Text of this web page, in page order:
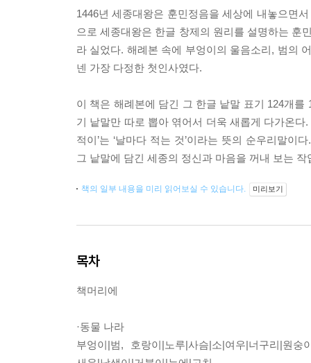
1446년 세종대왕은 훈민정음을 세상에 내놓으면
으로 세종대왕은 한글 창제의 원리를 설명하는 훈
라 실었다. 해례본 속에 부엉이의 울음소리, 범의
넨 가장 다정한 첫인사였다.
이 책은 해례본에 담긴 그 한글 낱말 표기 124개
기 낱말만 따로 뽑아 엮어서 더욱 새롭게 다가온
적이’는 ‘날마다 적는 것’이라는 뜻의 순우리말
그 낱말에 담긴 세종의 정신과 마음을 꺼내 보는 작
책의 일부 내용을 미리 읽어보실 수 있습니다. 미리보기
목차
책머리에
·동물 나라
부엉이|범, 호랑이|노루|사슴|소|여우|너구리|원